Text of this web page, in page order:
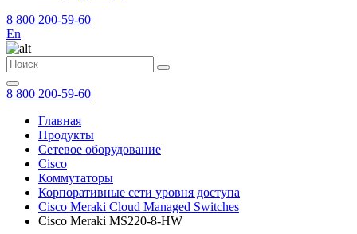
8 800 200-59-60
En
8 800 200-59-60
Главная
Продукты
Сетевое оборудование
Cisco
Коммутаторы
Корпоративные сети уровня доступа
Cisco Meraki Cloud Managed Switches
Cisco Meraki MS220-8-HW